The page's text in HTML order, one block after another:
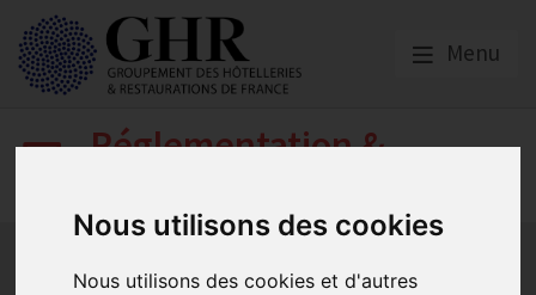
Nous utilisons des cookies
Nous utilisons des cookies et d'autres
Menu
Réglementation &
Bail commercial Hygiène La SACEM et la SPRE
Les formations obligatoires